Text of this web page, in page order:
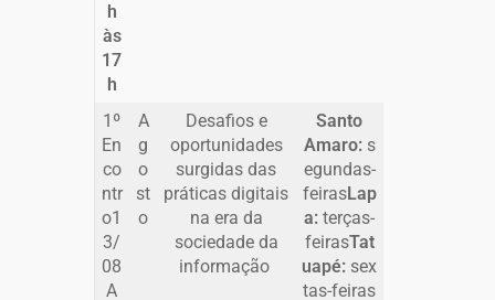
h
às
17
h
1º
En
co
ntr
o1
3/
08
A
A
g
o
st
o
Desafios e
oportunidades
surgidas das
práticas digitais
na era da
sociedade da
informação
Santo
Amaro:s
egundas-
feirasLap
a: terças-
feirasTat
uapé: sex
tas-feiras